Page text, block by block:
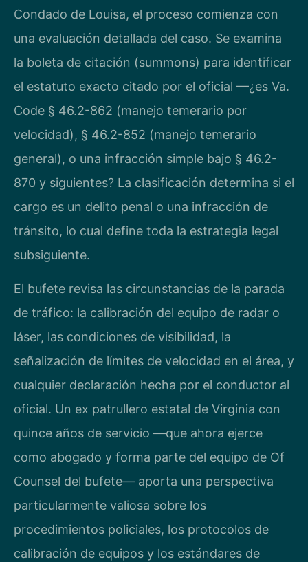
Condado de Louisa, el proceso comienza con
una evaluación detallada del caso. Se examina
la boleta de citación (summons) para identificar
el estatuto exacto citado por el oficial —¿es Va.
Code § 46.2-862 (manejo temerario por
velocidad), § 46.2-852 (manejo temerario
general), o una infracción simple bajo § 46.2-
870 y siguientes? La clasificación determina si el
cargo es un delito penal o una infracción de
tránsito, lo cual define toda la estrategia legal
subsiguiente.
El bufete revisa las circunstancias de la parada
de tráfico: la calibración del equipo de radar o
láser, las condiciones de visibilidad, la
señalización de límites de velocidad en el área, y
cualquier declaración hecha por el conductor al
oficial. Un ex patrullero estatal de Virginia con
quince años de servicio —que ahora ejerce
como abogado y forma parte del equipo de Of
Counsel del bufete— aporta una perspectiva
particularmente valiosa sobre los
procedimientos policiales, los protocolos de
calibración de equipos y los estándares de